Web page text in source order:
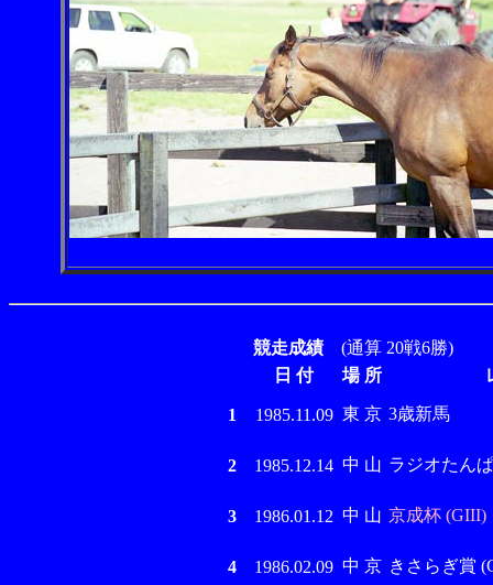
競走成績(通算 20戦6勝)
日 付
場 所
1 1985.11.09 東 京 3歳新馬
2 1985.12.14 中 山 ラジオたん
3 1986.01.12 中 山 京成杯 (GIII)
4 1986.02.09 中 京 きさらぎ賞